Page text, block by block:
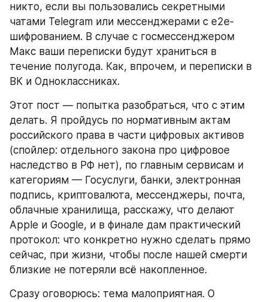
никто, если вы пользовались секретными
чатами Telegram или мессенджерами с e2e-
шифрованием. В случае с госмессенджером
Макс ваши переписки будут храниться в
течение полугода. Как, впрочем, и переписки в
ВК и Одноклассниках.
Этот пост — попытка разобраться, что с этим
делать. Я пройдусь по нормативным актам
российского права в части цифровых активов
(спойлер: отдельного закона про цифровое
наследство в РФ нет), по главным сервисам и
категориям — Госуслуги, банки, электронная
подпись, криптовалюта, мессенджеры, почта,
облачные хранилища, расскажу, что делают
Apple и Google, и в финале дам практический
протокол: что конкретно нужно сделать прямо
сейчас, при жизни, чтобы после нашей смерти
близкие не потеряли всё накопленное.
Сразу оговорюсь: тема малоприятная. О